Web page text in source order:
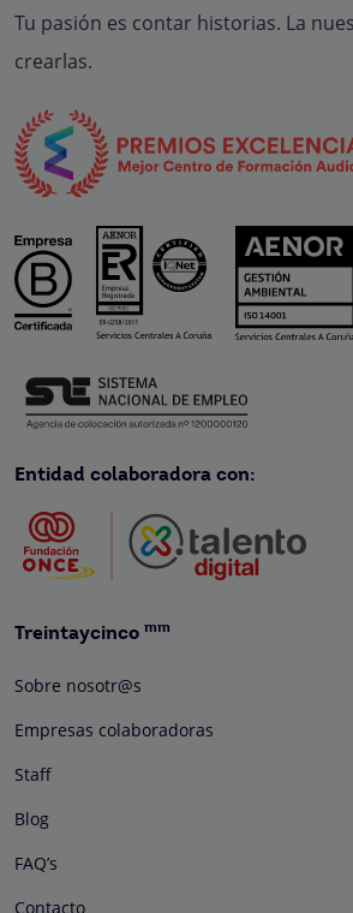
Tu pasión es contar historias. La
crearlas.
Entidad colaboradora con:
Treintaycinco mm
Sobre nosotr@s
Empresas colaboradoras
Staff
Blog
FAQ’s
Contacto